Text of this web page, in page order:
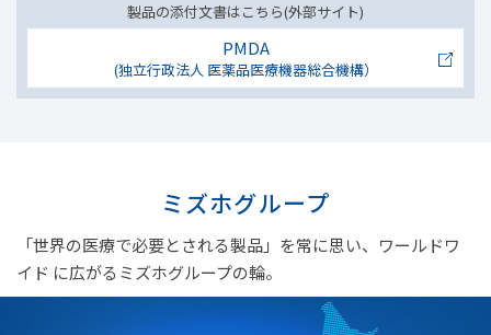
製品の添付文書はこちら(外部サイト)
PMDA
(独立行政法人 医薬品医療機器総合機構）
ミズホグループ
「世界の医療で必要とされる製品」を常に思い、 ワールドワ
イド に広がるミズホグループの輪。